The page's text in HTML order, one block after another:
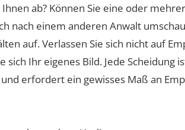
ab? Können Sie eine oder
nach einem anderen Anwalt
auf. Verlassen Sie sich nicht auf
Ihr eigenes Bild. Jede Scheidung
erfordert ein gewisses Maß an